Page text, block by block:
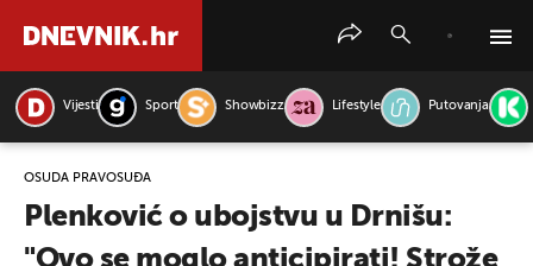
Vijesti Sport Showbizz Lifestyle Putovanja
OSUDA PRAVOSUĐA
Plenković o ubojstvu u Drnišu:
PRETRAŽITE VIJESTI